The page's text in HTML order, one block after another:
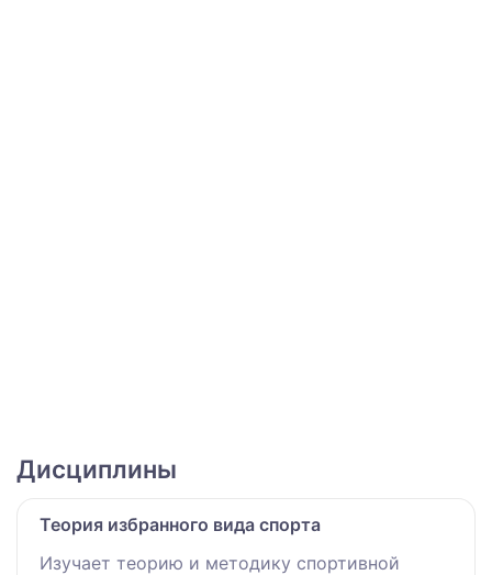
Дисциплины
Теория избранного вида спорта
Изучает теорию и методику спортивной